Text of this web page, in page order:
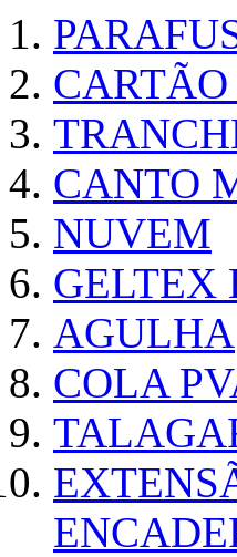
CANTO
NUVEM
GELTEX
AGULHA
COLA